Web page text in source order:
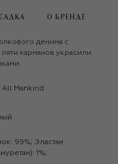
О БРЕНДЕ
денима с
карманов украсили
All Mankind
1%;